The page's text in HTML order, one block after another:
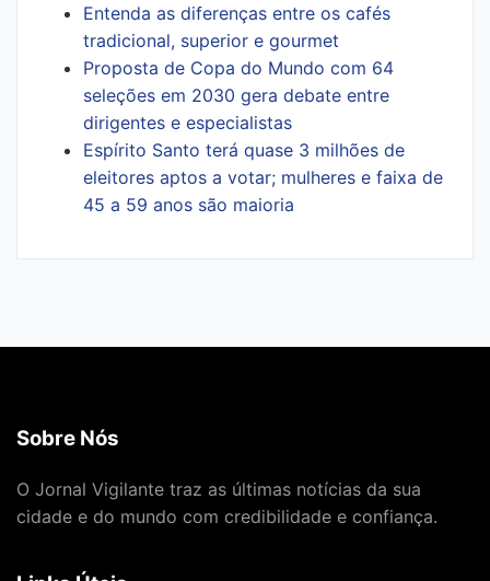
Entenda as diferenças entre os cafés
tradicional, superior e gourmet
Proposta de Copa do Mundo com 64
seleções em 2030 gera debate entre
dirigentes e especialistas
Espírito Santo terá quase 3 milhões de
eleitores aptos a votar; mulheres e faixa de
45 a 59 anos são maioria
Sobre Nós
O Jornal Vigilante traz as últimas notícias da sua
cidade e do mundo com credibilidade e confiança.